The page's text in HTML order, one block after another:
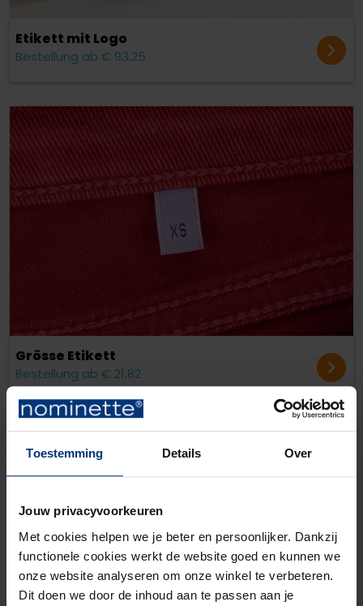
Toestemming Details Over
Jouw privacyvoorkeuren
Met cookies helpen we je beter en persoonlijker. Dankzij
functionele cookies werkt de website goed en kunnen we
onze website analyseren om onze winkel te verbeteren.
Dit doen we door de inhoud aan te passen aan je
Etikett mit Logo
Bestellung ab € 93,25
Grösse Etikett
Bestellung ab € 21,82